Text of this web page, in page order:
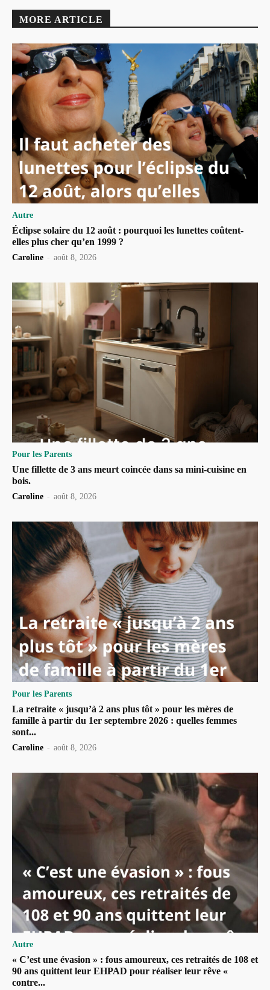
MORE ARTICLE
Autre
Éclipse solaire du 12 août : pourquoi les lunettes coûtent-
elles plus cher qu’en 1999 ?
Caroline - août 8, 2026
Pour les Parents
Une fillette de 3 ans meurt coincée dans sa mini-cuisine en
bois.
Caroline - août 8, 2026
Pour les Parents
La retraite « jusqu’à 2 ans plus tôt » pour les mères de
famille à partir du 1er septembre 2026 : quelles femmes
sont...
Caroline - août 8, 2026
Autre
« C’est une évasion » : fous amoureux, ces retraités de 108 et
90 ans quittent leur EHPAD pour réaliser leur rêve «
contre...